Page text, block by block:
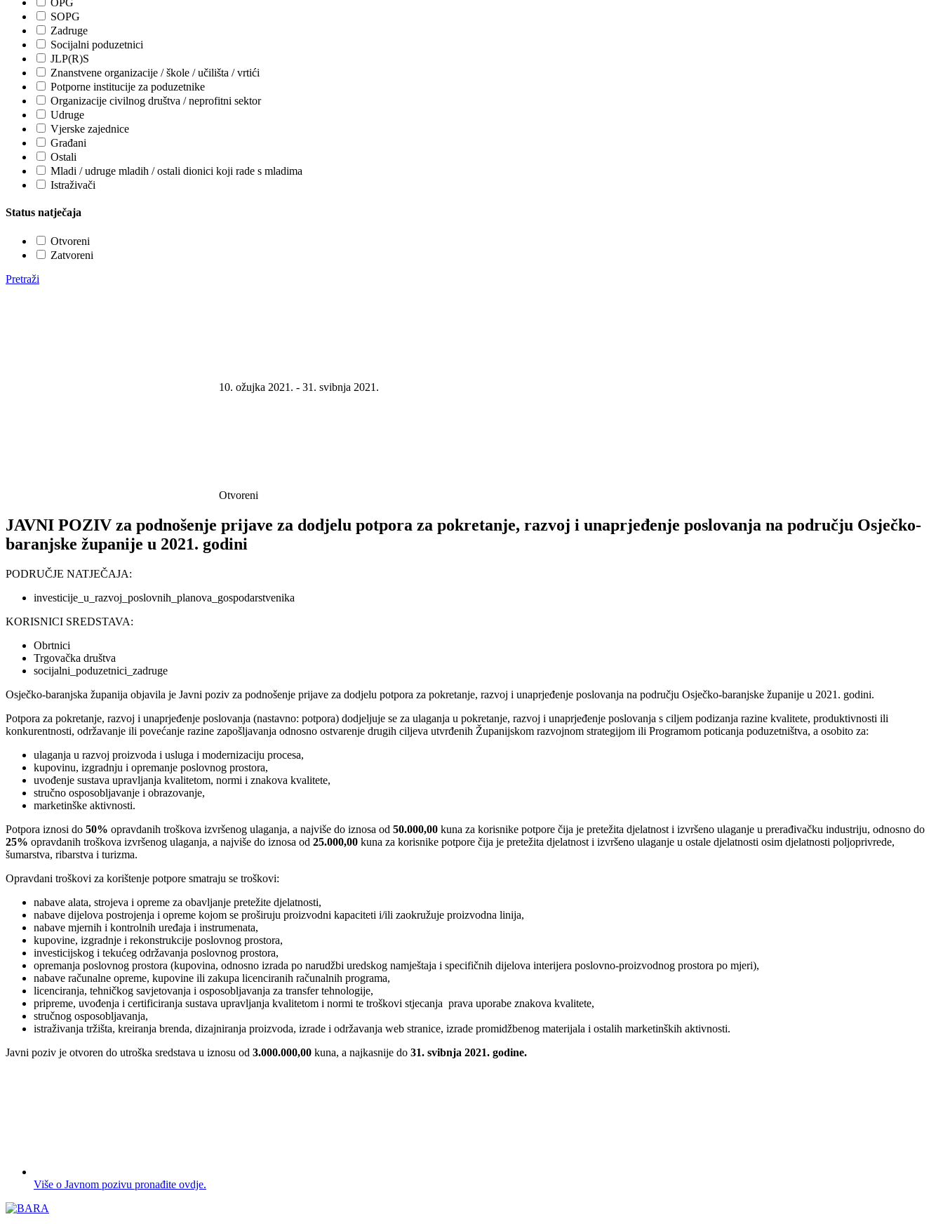
SOPG
Zadruge
Socijalni poduzetnici
JLP(R)S
Znanstvene organizacije / škole / učilišta / vrtići
Potporne institucije za poduzetnike
Organizacije civilnog društva / neprofitni sektor
Udruge
Vjerske zajednice
Građani
Ostali
Mladi / udruge mladih / ostali dionici koji rade s mladima
Istraživači
Status natječaja
Otvoreni
Zatvoreni
Pretraži
10. ožujka 2021. - 31. svibnja 2021.
Otvoreni
JAVNI POZIV za podnošenje prijave za dodjelu potpora za pokretanje, razvoj i unaprjeđenje poslovanja na području Osječko-
baranjske županije u 2021. godini
PODRUČJE NATJEČAJA:
investicije_u_razvoj_poslovnih_planova_gospodarstvenika
KORISNICI SREDSTAVA:
Obrtnici
Trgovačka društva
socijalni_poduzetnici_zadruge
Osječko-baranjska županija objavila je Javni poziv za podnošenje prijave za dodjelu potpora za pokretanje, razvoj i unaprjeđenje poslovanja na području Osječko-baranjske županije u 2021. godini.
Potpora za pokretanje, razvoj i unaprjeđenje poslovanja (nastavno: potpora) dodjeljuje se za ulaganja u pokretanje, razvoj i unaprjeđenje poslovanja s ciljem podizanja razine kvalitete, produktivnosti ili
konkurentnosti, održavanje ili povećanje razine zapošljavanja odnosno ostvarenje drugih ciljeva utvrđenih Županijskom razvojnom strategijom ili Programom poticanja poduzetništva, a osobito za:
ulaganja u razvoj proizvoda i usluga i modernizaciju procesa,
kupovinu, izgradnju i opremanje poslovnog prostora,
uvođenje sustava upravljanja kvalitetom, normi i znakova kvalitete,
stručno osposobljavanje i obrazovanje,
marketinške aktivnosti.
Potpora iznosi do 50% opravdanih troškova izvršenog ulaganja, a najviše do iznosa od 50.000,00 kuna za korisnike potpore čija je pretežita djelatnost i izvršeno ulaganje u prerađivačku industriju, odnosno do
25% opravdanih troškova izvršenog ulaganja, a najviše do iznosa od 25.000,00 kuna za korisnike potpore čija je pretežita djelatnost i izvršeno ulaganje u ostale djelatnosti osim djelatnosti poljoprivrede,
šumarstva, ribarstva i turizma.
Opravdani troškovi za korištenje potpore smatraju se troškovi:
nabave alata, strojeva i opreme za obavljanje pretežite djelatnosti,
nabave dijelova postrojenja i opreme kojom se proširuju proizvodni kapaciteti i/ili zaokružuje proizvodna linija,
nabave mjernih i kontrolnih uređaja i instrumenata,
kupovine, izgradnje i rekonstrukcije poslovnog prostora,
investicijskog i tekućeg održavanja poslovnog prostora,
opremanja poslovnog prostora (kupovina, odnosno izrada po narudžbi uredskog namještaja i specifičnih dijelova interijera poslovno-proizvodnog prostora po mjeri),
nabave računalne opreme, kupovine ili zakupa licenciranih računalnih programa,
licenciranja, tehničkog savjetovanja i osposobljavanja za transfer tehnologije,
pripreme, uvođenja i certificiranja sustava upravljanja kvalitetom i normi te troškovi stjecanja prava uporabe znakova kvalitete,
stručnog osposobljavanja,
istraživanja tržišta, kreiranja brenda, dizajniranja proizvoda, izrade i održavanja web stranice, izrade promidžbenog materijala i ostalih marketinških aktivnosti.
Javni poziv je otvoren do utroška sredstava u iznosu od 3.000.000,00 kuna, a najkasnije do 31. svibnja 2021. godine.
Više o Javnom pozivu pronađite ovdje.